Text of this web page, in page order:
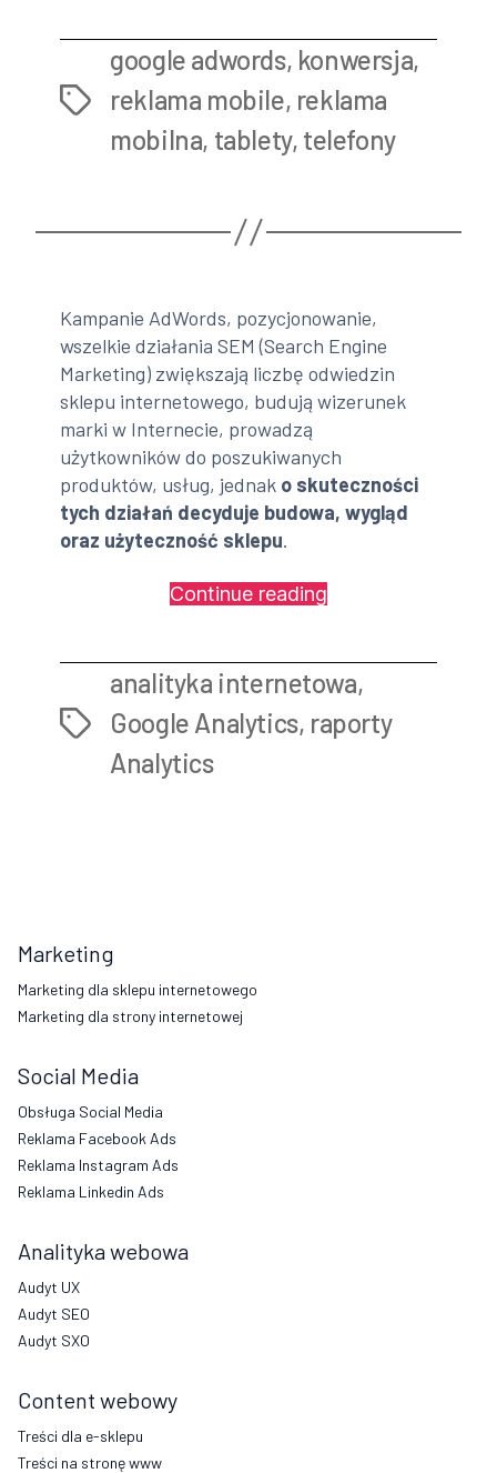
skutecznym
marketingu
Tags
google adwords, konwersja,
reklama mobile, reklama
mobilna, tablety, telefony
Kampanie AdWords, pozycjonowanie,
wszelkie działania SEM (Search Engine
Marketing) zwiększają liczbę odwiedzin
sklepu internetowego, budują wizerunek
marki w Internecie, prowadzą
użytkowników do poszukiwanych
produktów, usług, jednak o skuteczności
tych działań decyduje budowa, wygląd
oraz użyteczność sklepu.
Continue reading
Analytics
kluczem
do
Tags
analityka internetowa,
Google Analytics, raporty
Analytics
Marketing
Marketing dla sklepu internetowego
Marketing dla strony internetowej
Social Media
Obsługa Social Media
Reklama Facebook Ads
Reklama Instagram Ads
Reklama Linkedin Ads
Analityka webowa
Audyt UX
Audyt SEO
Audyt SXO
Content webowy
Treści dla e-sklepu
Treści na stronę www